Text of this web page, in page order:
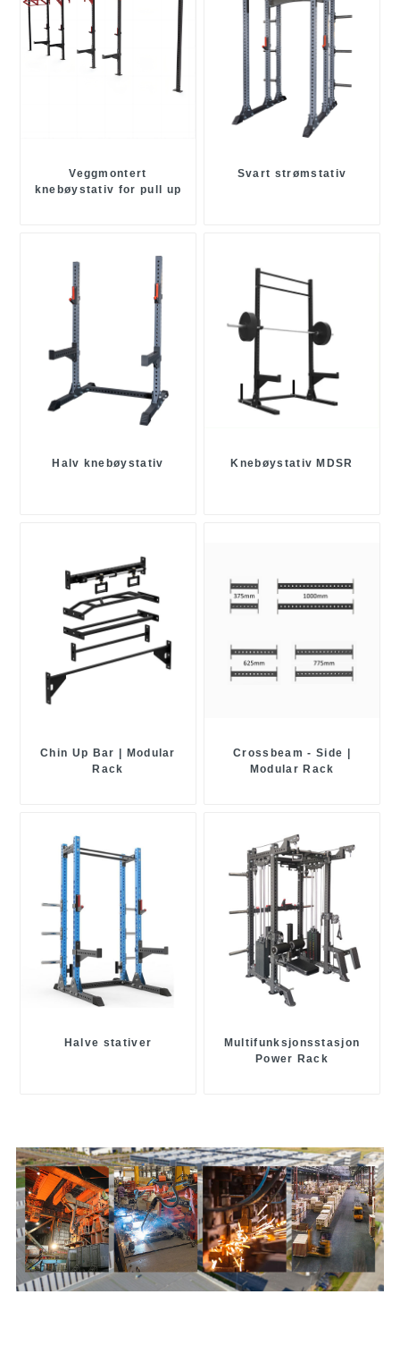
Veggmontert
knebøystativ for pull up
Svart strømstativ
Halv knebøystativ Knebøystativ MDSR
Chin Up Bar | Modular
Rack
Crossbeam - Side |
Modular Rack
Halve stativer
Multifunksjonsstasjon
Power Rack